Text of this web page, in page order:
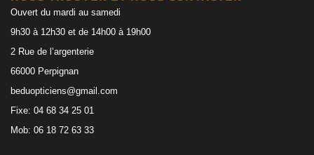
Ouvert du mardi au samedi
9h30 à 12h30 et de 14h00 à 19h00
2 Rue de l’argenterie
66000 Perpignan
beduopticiens@gmail.com
Fixe: 04 68 34 25 01
Mob: 06 18 72 63 33